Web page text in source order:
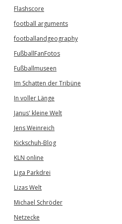
Flashscore
football arguments
footballandgeography
FußballFanFotos
Fußballmuseen
Im Schatten der Tribüne
In voller Länge
Janus' kleine Welt
Jens Weinreich
Kickschuh-Blog
KLN online
Liga Parkdrei
Lizas Welt
Michael Schröder
Netzecke